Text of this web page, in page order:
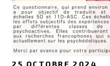
25 OCTOBRE 2024